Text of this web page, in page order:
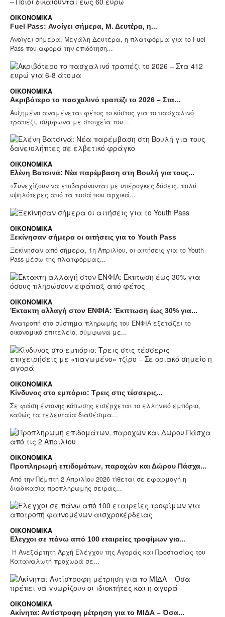
ΟΙΚΟΝΟΜΙΚΆ
Fuel Pass: Ανοίγει σήμερα, Μ. Δευτέρα, η...
Ανοίγει σήμερα, Μεγάλη Δευτέρα, η πλατφόρμα για το Fuel
Pass που αφορά την επιδότηση...
ΟΙΚΟΝΟΜΙΚΆ
Ακριβότερο το πασχαλινό τραπέζι το 2026 – Στα...
Αυξημένο αναμένεται φέτος το κόστος για το πασχαλινό
τραπέζι, σύμφωνα με στοιχεία του...
ΟΙΚΟΝΟΜΙΚΆ
Ελένη Βατσινά: Νέα παρέμβαση στη Βουλή για τους...
«Συνεχίζουν να επιβαρύνονται με υπέρογκες δόσεις, πολύ
υψηλότερες από τα ποσά που αρχικά...
ΟΙΚΟΝΟΜΙΚΆ
Ξεκίνησαν σήμερα οι αιτήσεις για το Youth Pass
Ξεκίνησαν από σήμερα, 1η Απριλίου, οι αιτήσεις για το Youth
Pass μέσω της πλατφόρμας...
ΟΙΚΟΝΟΜΙΚΆ
Έκτακτη αλλαγή στον ΕΝΦΙΑ: Έκπτωση έως 30% για...
Ανατροπή στο σύστημα πληρωμής του ΕΝΦΙΑ εξετάζει το
οικονομικό επιτελείο, σύμφωνα με...
ΟΙΚΟΝΟΜΙΚΆ
Κίνδυνος στο εμπόριο: Τρεις στις τέσσερις...
Σε φάση έντονης κόπωσης εισέρχεται το ελληνικό εμπόριο,
καθώς τα τελευταία διαθέσιμα...
ΟΙΚΟΝΟΜΙΚΆ
Προπληρωμή επιδομάτων, παροχών και Δώρου Πάσχα...
Από την Πέμπτη 2 Απριλίου 2026 τίθεται σε εφαρμογή η
διαδικασία προπληρωμής σειράς...
ΟΙΚΟΝΟΜΙΚΆ
Ελεγχοι σε πάνω από 100 εταιρείες τροφίμων για...
Η Ανεξάρτητη Αρχή Ελέγχου της Αγοράς και Προστασίας του
Καταναλωτή προχωρά σε...
ΟΙΚΟΝΟΜΙΚΆ
Ακίνητα: Αντίστροφη μέτρηση για το ΜΙΔΑ – Όσα...